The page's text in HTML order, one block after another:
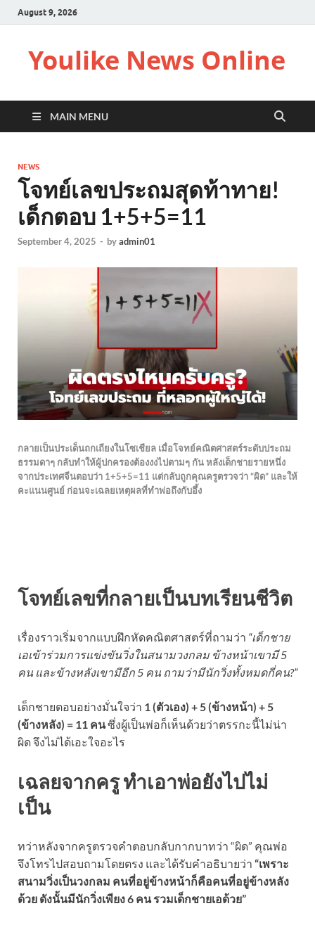
August 9, 2026
Youlike News Online
MAIN MENU
NEWS
โจทย์เลขประถมสุดท้าทาย!
เด็กตอบ 1+5+5=11
September 4, 2025 - byadmin01
กลายเป็นประเด็นถกเถียงในโซเชียล เมื่อโจทย์คณิตศาสตร์ระดับประถม
ธรรมดาๆ กลับทำให้ผู้ปกครองต้องงงไปตามๆ กัน หลังเด็กชายรายหนึ่ง
จากประเทศจีนตอบว่า 1+5+5=11 แต่กลับถูกคุณครูตรวจว่า “ผิด” และให้
คะแนนศูนย์ ก่อนจะเฉลยเหตุผลที่ทำพ่อถึงกับอึ้ง
โจทย์เลขที่กลายเป็นบทเรียนชีวิต
เรื่องราวเริ่มจากแบบฝึกหัดคณิตศาสตร์ที่ถามว่า “เด็กชาย
เอเข้าร่วมการแข่งขันวิ่งในสนามวงกลม ข้างหน้าเขามี 5
คน และข้างหลังเขามีอีก 5 คน ถามว่ามีนักวิ่งทั้งหมดกี่คน?”
เด็กชายตอบอย่างมั่นใจว่า 1 (ตัวเอง) + 5 (ข้างหน้า) + 5
(ข้างหลัง) = 11 คนซึ่งผู้เป็นพ่อก็เห็นด้วยว่าตรรกะนี้ไม่น่า
ผิด จึงไม่ได้เอะใจอะไร
เฉลยจากครู ทำเอาพ่อยังไปไม่
เป็น
ทว่าหลังจากครูตรวจคำตอบกลับกากบาทว่า “ผิด” คุณพ่อ
จึงโทรไปสอบถามโดยตรง และได้รับคำอธิบายว่า “เพราะ
สนามวิ่งเป็นวงกลม คนที่อยู่ข้างหน้าก็คือคนที่อยู่ข้างหลัง
ด้วย ดังนั้นมีนักวิ่งเพียง 6 คน รวมเด็กชายเอด้วย”